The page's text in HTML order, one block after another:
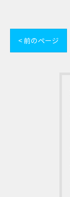
< 前のページ